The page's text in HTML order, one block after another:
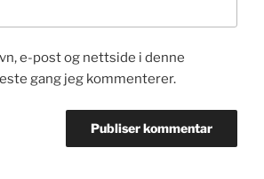
e-post og nettside i denne
gang jeg kommenterer.